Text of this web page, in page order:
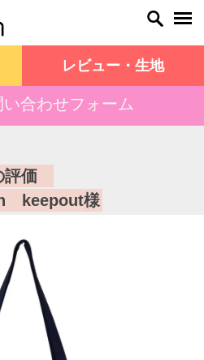
レビュー・生地
合わせフォーム
大きいトートバッグの評価
評価
keepout様